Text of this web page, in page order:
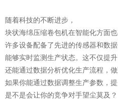
随着科技的不断进步，
块状海绵压缩卷包机在智能化方面也
许多设备配备了先进的传感器和数据
能够实时监测生产状态。这不仅提升
还能通过数据分析优化生产流程，
如果你能通过数据调整生产参数，提
是不是会让你的竞争对手望尘莫及？